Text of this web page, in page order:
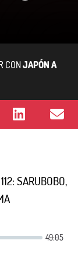
CONJAPÓN A
SARUBOBO,